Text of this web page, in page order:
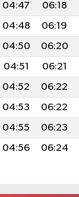
04:47 06:18
04:48 06:19
04:50 06:20
04:51 06:21
04:52 06:22
04:53 06:22
04:55 06:23
04:56 06:24